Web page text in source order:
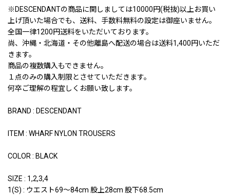
※DESCENDANTの商品に関しましては10000円(税抜)以上お買い
上げ頂いた場合でも、送料、手数料無料の設定は御座いません。
全国一律1200円送料をいただいております。
尚、沖縄・北海道・その他離島へ配送の場合は送料1,400円いただ
きます。
商品の複数購入もできません。
１点のみの購入制限とさせていただきます。
何卒ご理解の程宜しくお願い致します。
BRAND : DESCENDANT
ITEM : WHARF NYLON TROUSERS
COLOR : BLACK
SIZE : 1,2,3,4
1(S) : ウエスト69〜84cm 股上28cm 股下68.5cm